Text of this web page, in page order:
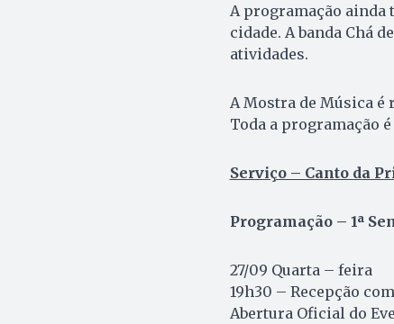
A programação ainda
cidade. A banda Chá
atividades.
A Mostra de Música é
Toda a programação
Serviço – Canto da
Programação – 1ª
27/09 Quarta – feira
19h30 – Recepção
Abertura Oficial do